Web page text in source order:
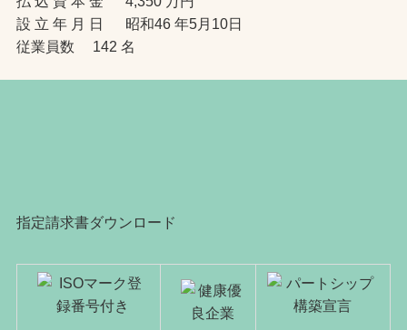
設 立 年 月 日 昭和46 年5月10日
従業員数 142 名
指定請求書ダウンロード